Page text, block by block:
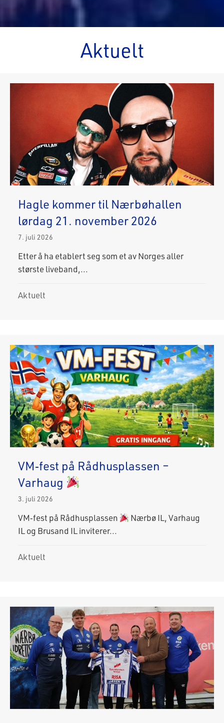
Aktuelt
Hagle kommer til Nærbøhallen
lørdag 21. november 2026
7. juli 2026
Etter å ha etablert seg som et av Norges aller
største liveband,...
Aktuelt
VM‑fest på Rådhusplassen –
Varhaug
3. juli 2026
VM‑fest på Rådhusplassen
Nærbø IL, Varhaug
IL og Brusand IL inviterer...
Aktuelt